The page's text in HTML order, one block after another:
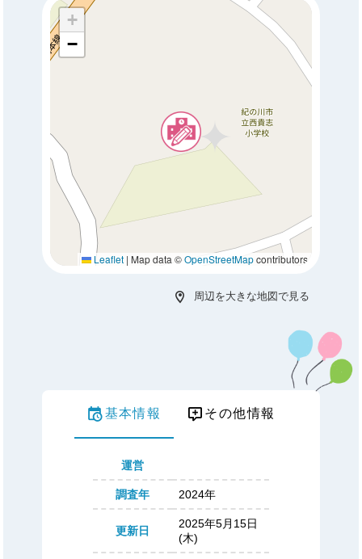
+
−
Leaflet | Map data ©OpenStreetMapcontributors
周辺を大きな地図で見る
基本情報 その他情報
運営
調査年 2024年
更新日
2025年5月15日
(木)